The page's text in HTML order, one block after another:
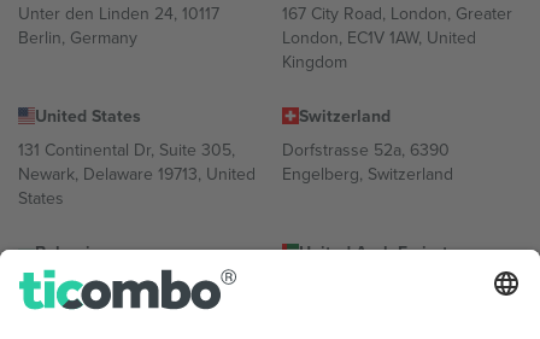
Unter den Linden 24, 10117
Berlin, Germany
167 City Road, London, Greater
London, EC1V 1AW, United
Kingdom
United States
131 Continental Dr, Suite 305,
Newark, Delaware 19713, United
States
Switzerland
Dorfstrasse 52a, 6390
Engelberg, Switzerland
Bulgaria
Regus Sofia City West, bul
Totleben 53-55, 1606 Sofia,
United Arab Emirates
UAE Dubai Silicon Oasis, DDP